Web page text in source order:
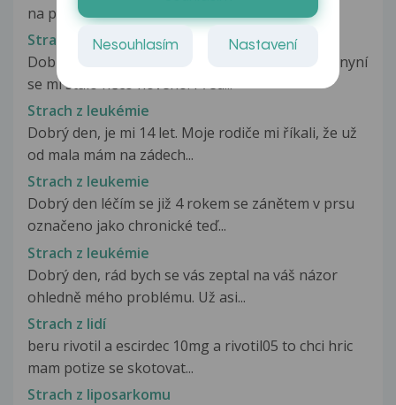
na pravé paži pod ramenem...
Strach z leukemie
Dobrý den, psal jsem sem už ohledně toho, ale nyní
se mi stalo něco nového. Před...
Strach z leukémie
Dobrý den, je mi 14 let. Moje rodiče mi říkali, že už
od mala mám na zádech...
Strach z leukemie
Dobrý den léčím se již 4 rokem se zánětem v prsu
označeno jako chronické teď...
Strach z leukémie
Dobrý den, rád bych se vás zeptal na váš názor
ohledně mého problému. Už asi...
Strach z lidí
beru rivotil a escirdec 10mg a rivotil05 to chci hric
mam potize se skotovat...
Strach z liposarkomu
Nesouhlasím Nastavení